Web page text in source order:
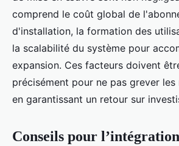
comprend le coût global de
d'installation, la formation des
la scalabilité du système pour
expansion. Ces facteurs doivent
précisément pour ne pas grever
en garantissant un retour sur
Conseils pour